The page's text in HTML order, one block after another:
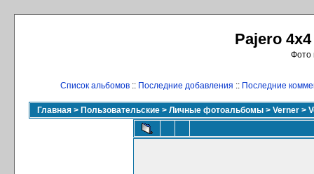
Pajero
Фото
Список альбомов :: Последние добавления :: Последние
Главная > Пользовательские > Личные фотоальбомы > Verner >